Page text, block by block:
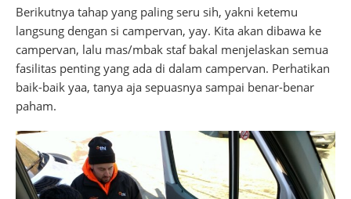
Berikutnya tahap yang paling seru sih, yakni ketemu
langsung dengan si campervan, yay. Kita akan dibawa ke
campervan, lalu mas/mbak staf bakal menjelaskan semua
fasilitas penting yang ada di dalam campervan. Perhatikan
baik-baik yaa, tanya aja sepuasnya sampai benar-benar
paham.